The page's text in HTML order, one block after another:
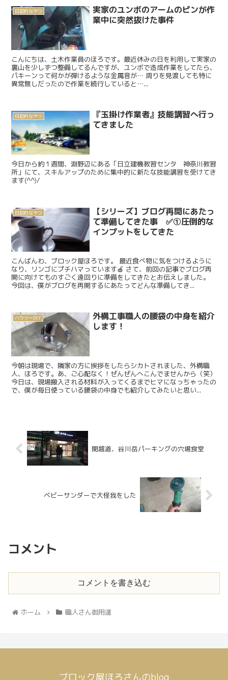
日記的なやつ
実家のユンボのアームのピンが作
業中に突然抜けた事件
こんにちは、土木作業員のほろです。最近休みの日を利用して実家の
裏山を少しずつ整備してるんですが、ユンボで造成作業をしてたら、
パキーンって何かが弾けるような金属音が… 周りを見渡しても特に
異常無しだったので作業を続行していると…...
日記的なやつ
『玉掛け作業者』技能講習へ行っ
てきました
今日から約１週間、淵野辺にある「日立建機教習センタ 神奈川教習
所」にて、スキルアップのために集中的に新たな技能講習を受けてき
ます(^^)/
日記的なやつ
【シリーズ】ブログ再開にあたっ
て準備してきた事 ✅①圧倒的な
インプットをしてきた
こんばんわ、ブロック屋ほろです。 最近食べ物に気をつけるように
なり、リンゴにプチハマっています🍎 さて、前回の記事でブログ再
開に向けてものすごく遠回りに準備をしてきたとお伝えしました。
今回は、僕がブログを再開するにあたってどんな準備してき...
ハウツーDIY
外構工事職人の腰袋の中身を紹介
します！
今朝は現場で、隣家の方に挨拶をしたらシカトされました、外構職
人、ほろです。あ、ご心配なく！ぜんぜんへこんでませんから（笑）
今日は、現場搬入される材料が入ってくるまでヒマになっちゃったの
で、僕が毎日使っている腰袋の中身でも紹介してみたいと思い...
関越道、谷川岳パーキングの穴場食堂
ベビーサンダーで大怪我をした
コメント
コメントを書き込む
ホーム 職人さん御用達
ブロック屋ほろさんのblog